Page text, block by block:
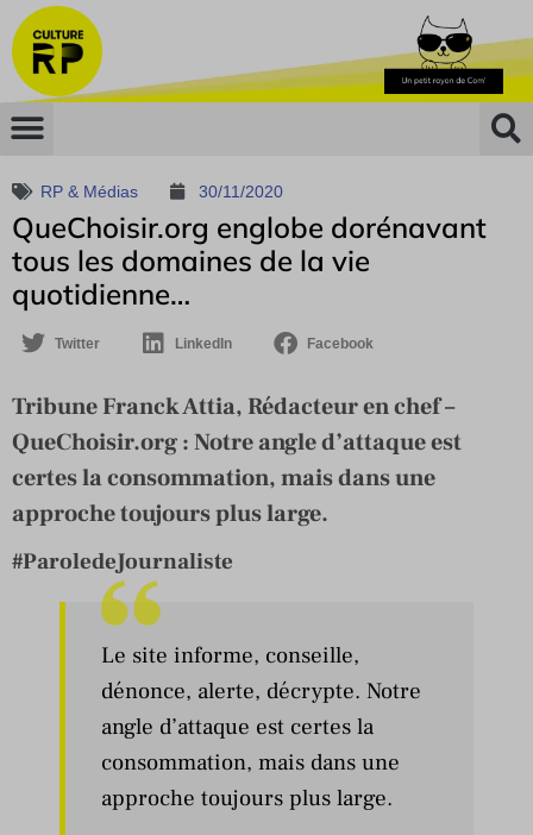
RP & Médias 30/11/2020
QueChoisir.org englobe dorénavant
tous les domaines de la vie
quotidienne…
Twitter LinkedIn Facebook
Tribune Franck Attia, Rédacteur en chef –
QueChoisir.org : Notre angle d’attaque est
certes la consommation, mais dans une
approche toujours plus large.
#ParoledeJournaliste
Le site informe, conseille,
dénonce, alerte, décrypte. Notre
angle d’attaque est certes la
consommation, mais dans une
approche toujours plus large.